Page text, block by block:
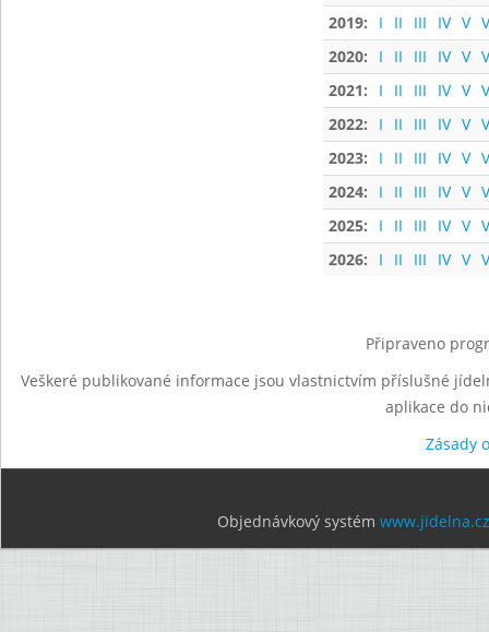
2019:
I II III IV V
2020:
I II III IV V
2021:
I II III IV V
2022:
I II III IV V
2023:
I II III IV V
2024:
I II III IV V
2025:
I II III IV V
2026:
I II III IV V
Připraveno
Veškeré publikované informace jsou vlastnictvím příslušné
aplikace do
Zásady
Objednávkový systém www.jidelna.cz